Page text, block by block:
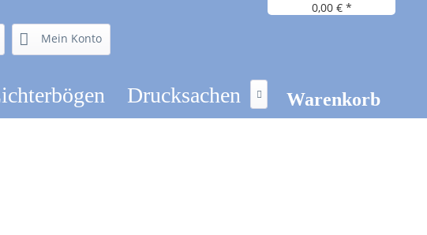
Mein Konto
Drucksachen 
0,00 € *
Warenkorb